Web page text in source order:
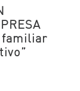
familiar